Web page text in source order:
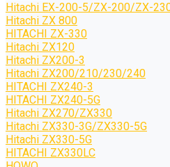
Hitachi EX-200-5/ZX-200/ZX-
Hitachi ZX 800
HITACHI ZX-330
Hitachi ZX120
Hitachi ZX200-3
Hitachi ZX200/210/230/240
HITACHI ZX240-3
HITACHI ZX240-5G
Hitachi ZX270/ZX330
Hitachi ZX330-3G/ZX330-5G
Hitachi ZX330-5G
HITACHI ZX330LC